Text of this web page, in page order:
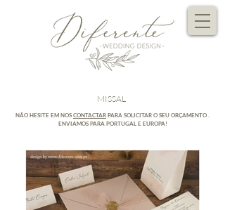
MISSAL
NÃO HESITE EM NOS CONTACTAR PARA SOLICITAR O SEU ORÇAMENTO .
ENVIAMOS PARA PORTUGAL E EUROPA!